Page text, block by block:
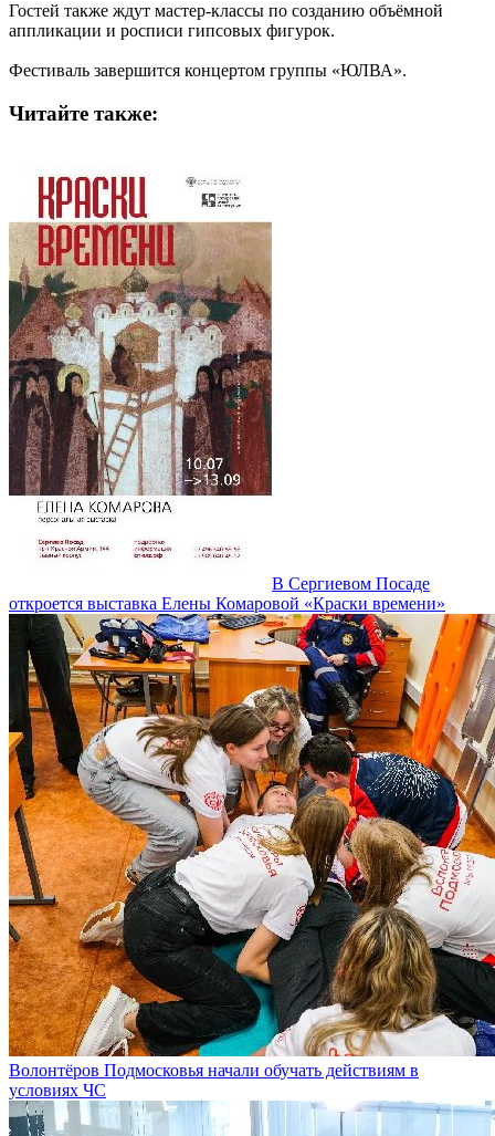
Гостей также ждут мастер-классы по созданию объёмной
аппликации и росписи гипсовых фигурок.
Фестиваль завершится концертом группы «ЮЛВА».
Читайте также:
В Сергиевом Посаде
откроется выставка Елены Комаровой «Краски времени»
Волонтёров Подмосковья начали обучать действиям в
условиях ЧС